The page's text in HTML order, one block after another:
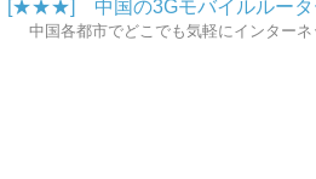
[★★★] 中国の3Gモバイルルータ
中国各都市でどこでも気軽にインタ